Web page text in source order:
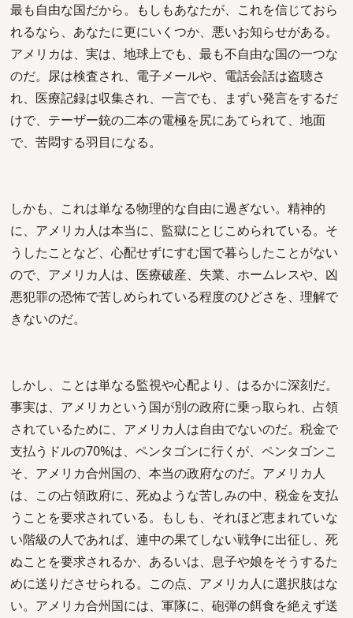
最も自由な国だから。もしもあなたが、これを信じておら
れるなら、あなたに更にいくつか、悪いお知らせがある。
アメリカは、実は、地球上でも、最も不自由な国の一つな
のだ。尿は検査され、電子メールや、電話会話は盗聴さ
れ、医療記録は収集され、一言でも、まずい発言をするだ
けで、テーザー銃の二本の電極を尻にあてられて、地面
で、苦悶する羽目になる。
しかも、これは単なる物理的な自由に過ぎない。精神的
に、アメリカ人は本当に、監獄にとじこめられている。そ
うしたことなど、心配せずにすむ国で暮らしたことがない
ので、アメリカ人は、医療破産、失業、ホームレスや、凶
悪犯罪の恐怖で苦しめられている程度のひどさを、理解で
きないのだ。
しかし、ことは単なる監視や心配より、はるかに深刻だ。
事実は、アメリカという国が別の政府に乗っ取られ、占領
されているために、アメリカ人は自由でないのだ。税金で
支払うドルの70%は、ペンタゴンに行くが、ペンタゴンこ
そ、アメリカ合州国の、本当の政府なのだ。アメリカ人
は、この占領政府に、死ぬような苦しみの中、税金を支払
うことを要求されている。もしも、それほど恵まれていな
い階級の人であれば、連中の果てしない戦争に出征し、死
ぬことを要求されるか、あるいは、息子や娘をそうするた
めに送りださせられる。この点、アメリカ人に選択肢はな
い。アメリカ合州国には、軍隊に、砲弾の餌食を絶えず送